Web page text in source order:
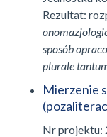
Rezultat:
sposób
plurale
Mierzenie
Nr projektu: